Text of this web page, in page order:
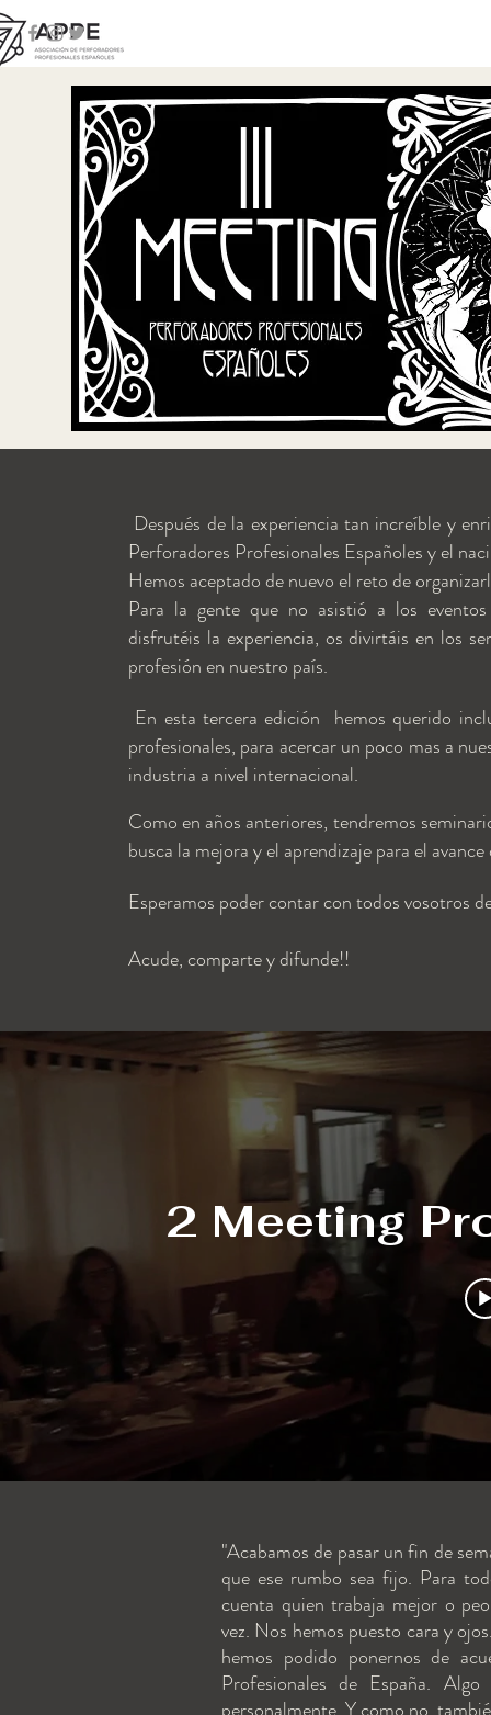
Después de la experiencia tan increíble y
Perforadores Profesionales Españoles y el
Hemos aceptado de nuevo el reto de
Para la gente que no asistió a los
disfrutéis la experiencia, os divirtáis en los
profesión en nuestro país.
En esta tercera edición hemos querido
profesionales, para acercar un poco mas a
industria a nivel internacional.
Como en años anteriores, tendremos
busca la mejora y el aprendizaje para el
Esperamos poder contar con todos vosotros
Acude, comparte y difunde!!
2 Meeting
"Acabamos de pasar un fin de
que ese rumbo sea fijo. Para
cuenta quien trabaja mejor o
vez. Nos hemos puesto cara y
hemos podido ponernos de
Profesionales de España.